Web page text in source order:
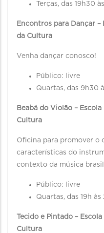
Terças, das 19h30
Encontros para Dançar
da Cultura
Venha dançar conosco!
Público: livre
Quartas, das 9h30
Beabá do Violão –
Cultura
Oficina para promover o
características do
contexto da música
Público: livre
Quartas, das 19h às
Tecido e Pintado –
Cultura